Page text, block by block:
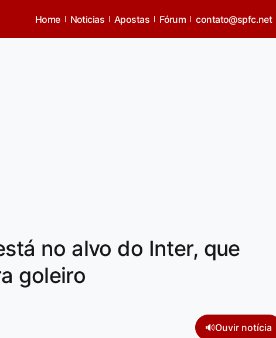
Home Noticias Apostas Fórum contato@spfc.net
no alvo do Inter, que
goleiro
🔊Ouvir notícia